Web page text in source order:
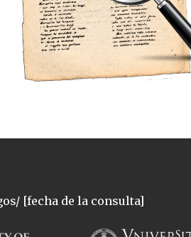
[fecha de la consulta]